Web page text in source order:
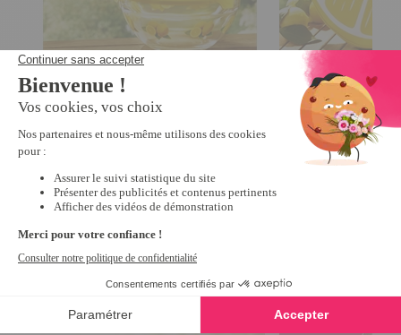
Boîtes verre citron
3.9/5- 29
14,99 €
Sac isotherme
4.3/
12,50 €
Nous vous recommandons